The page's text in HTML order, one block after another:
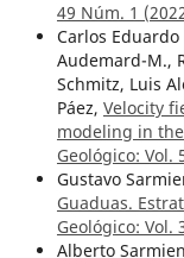
49 Núm. 1
Carlos
Audemard-M.,
Schmitz, Luis
Páez, Velocity
modeling in
Geológico: Vol.
Gustavo
Guaduas.
Geológico: Vol.
Alberto